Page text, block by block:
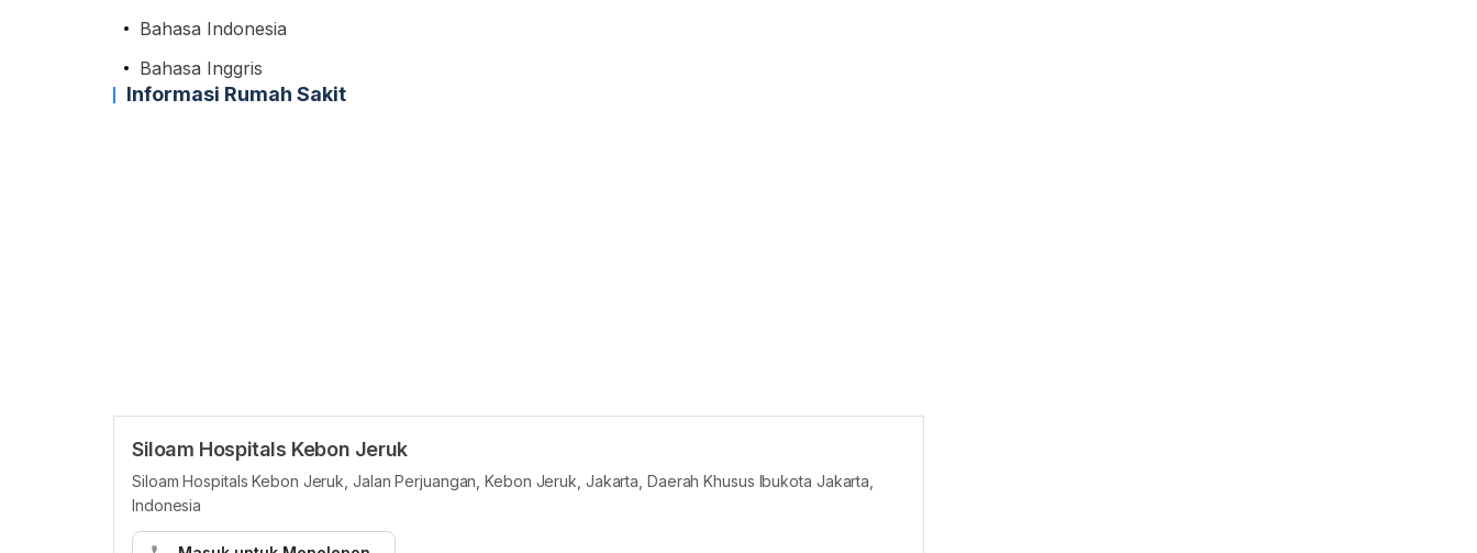
Bahasa Indonesia
Bahasa Inggris
Informasi Rumah Sakit
Siloam Hospitals Kebon Jeruk
Siloam Hospitals Kebon Jeruk, Jalan Perjuangan, Kebon Jeruk, Jakarta, Daerah Khusus Ibukota Jakarta,
Indonesia